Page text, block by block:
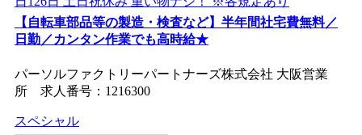
【自転車部品等の製造・検査など】半年間社宅費無料／
日勤／カンタン作業でも高時給★
パーソルファクトリーパートナーズ株式会社 大阪営業
所 求人番号：1216300
スペシャル